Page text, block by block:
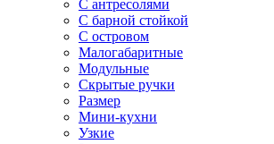
С антресолями
С барной стойкой
С островом
Малогабаритные
Модульные
Скрытые ручки
Размер
Мини-кухни
Узкие